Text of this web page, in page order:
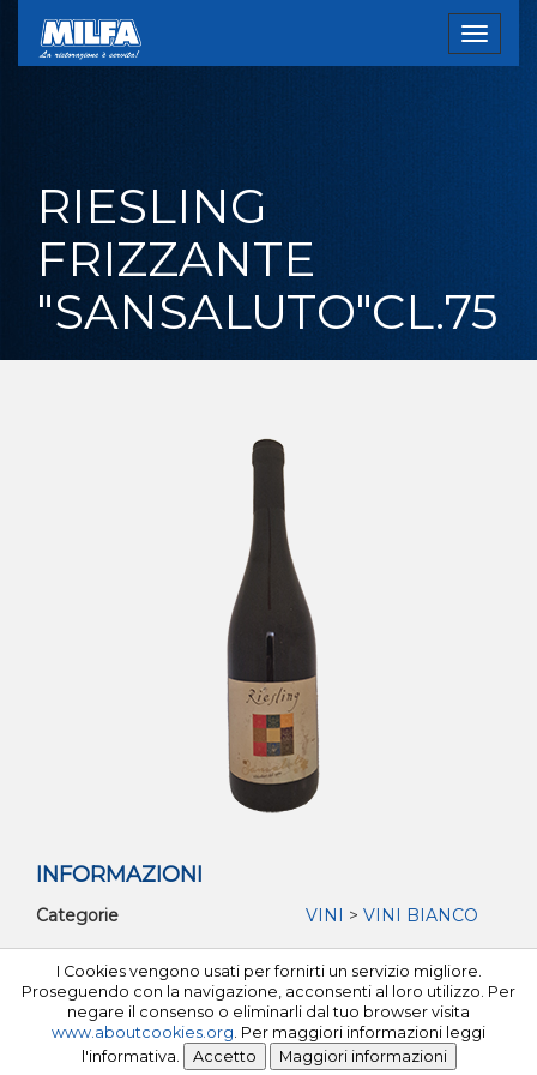
Toggle
RIESLING
FRIZZANTE
"SANSALUTO"CL.75
INFORMAZIONI
Categorie VINI > VINI BIANCO
©Tutti i diritti riservati 2026 Milfa C.F e P.I. 02534080102
Privacy policyPowered byTech S.r.l.
I Cookies vengono usati per fornirti un servizio migliore.
Proseguendo con la navigazione, acconsenti al loro utilizzo. Per
negare il consenso o eliminarli dal tuo browser visita
www.aboutcookies.org. Per maggiori informazioni leggi
l'informativa.